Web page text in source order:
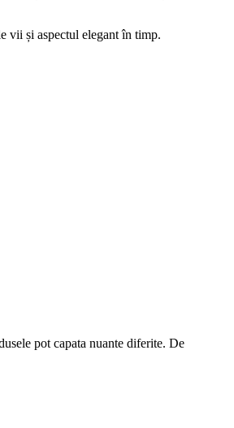
vii și aspectul elegant în timp.
pot capata nuante diferite. De